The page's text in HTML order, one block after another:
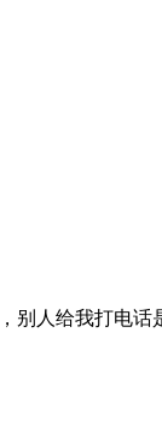
别人给我打电话